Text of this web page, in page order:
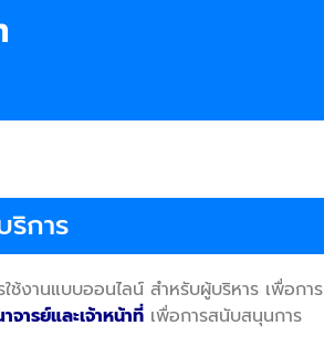
ริการ
ช้งานแบบออนไลน์ สำหรับผู้บริหาร เพื่อการ
ารย์และเจ้าหน้าที่ เพื่อการสนับสนุนการ